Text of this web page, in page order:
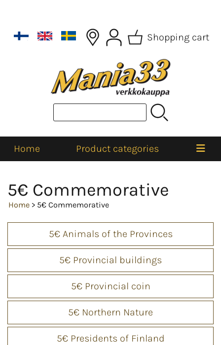
Shopping cart
Home Product categories
5€ Commemorative
Home > 5€ Commemorative
5€ Animals of the Provinces
5€ Provincial buildings
5€ Provincial coin
5€ Northern Nature
5€ Presidents of Finland